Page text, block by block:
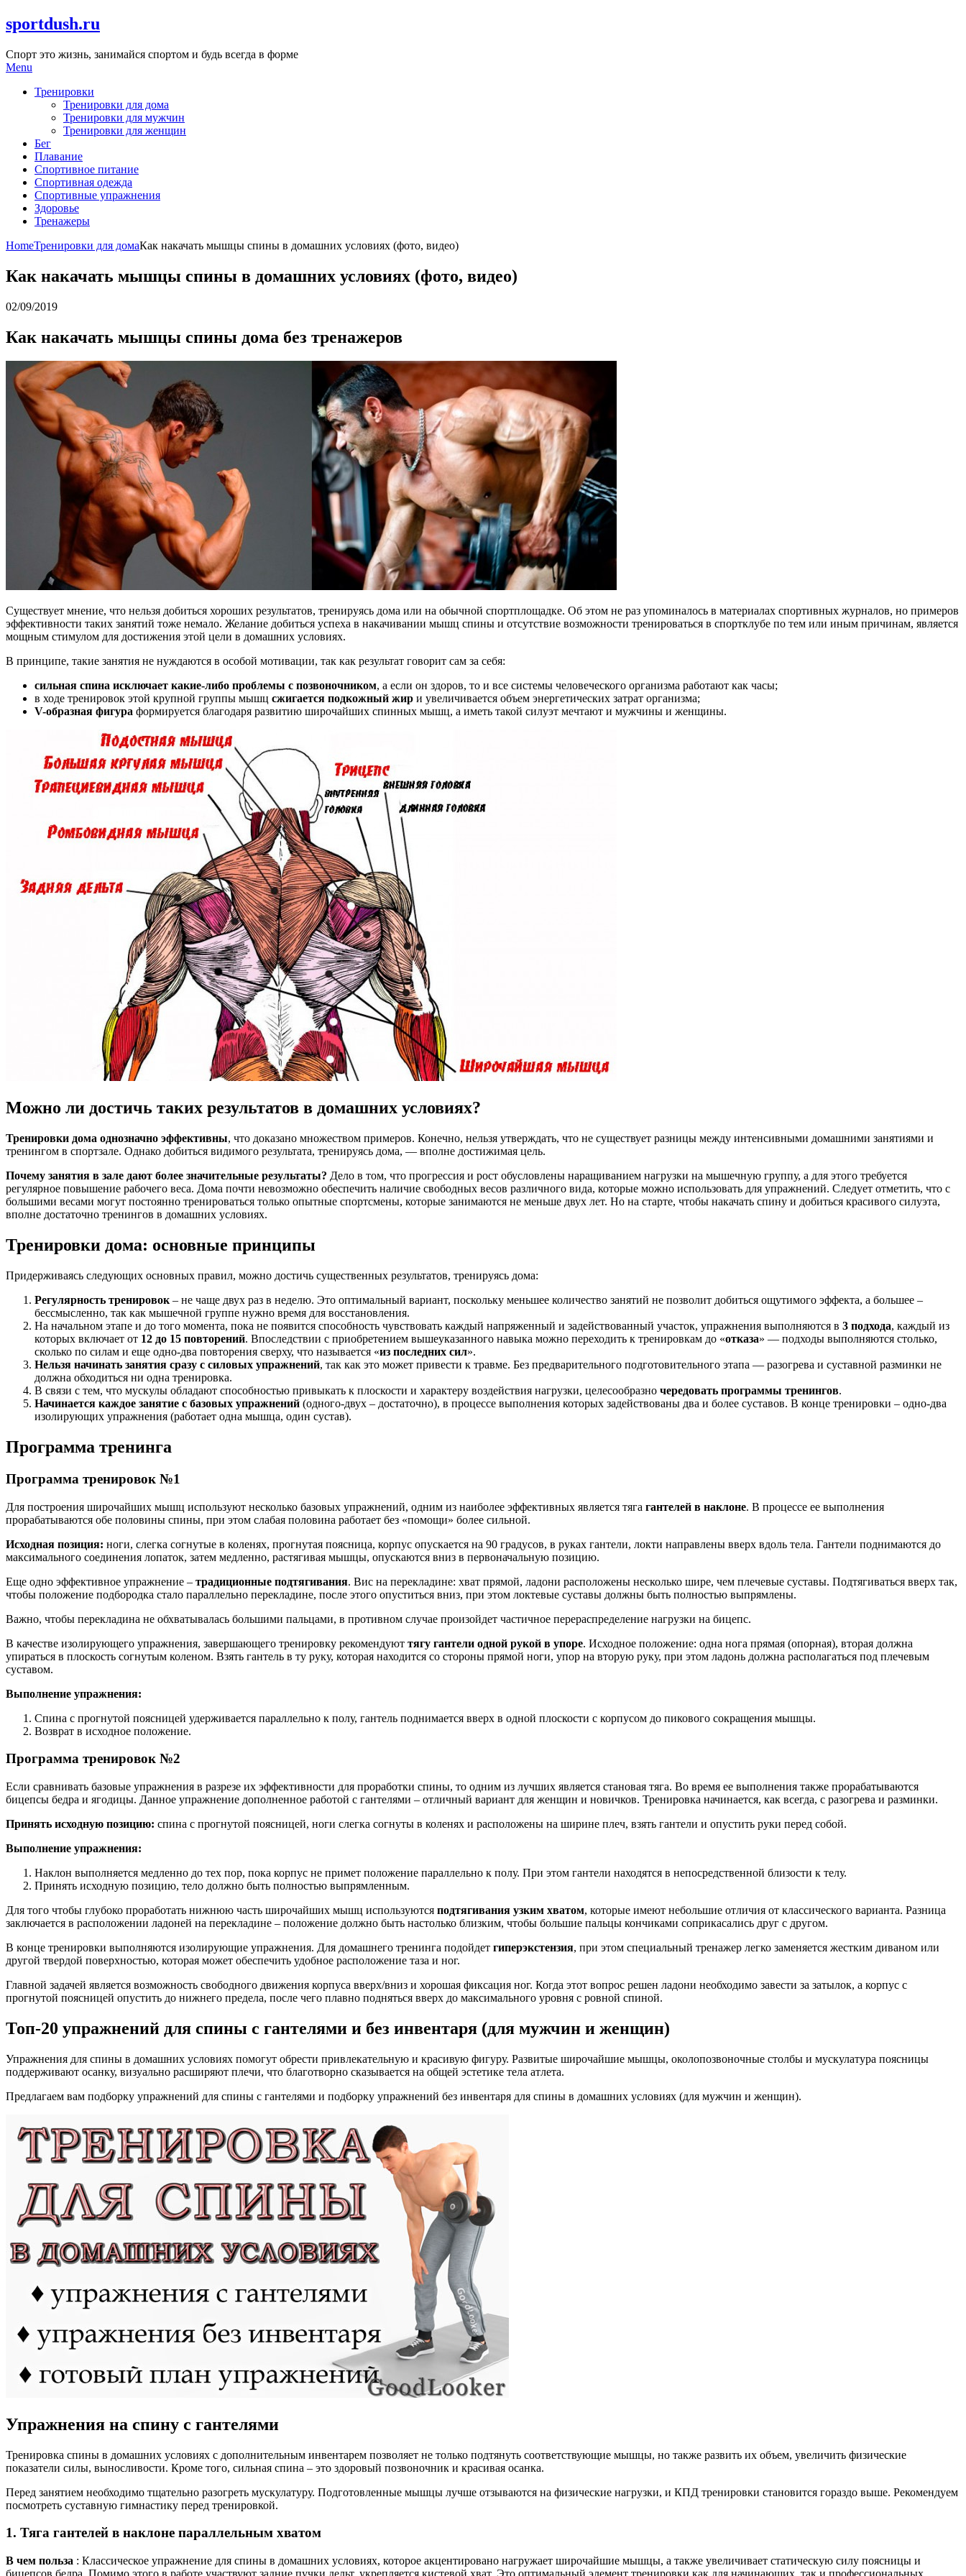
Skip
to
sportdush.ru
Спорт это жизнь, занимайся спортом и будь всегда в форме
Menu
Тренировки
Тренировки для дома
Тренировки для мужчин
Тренировки для женщин
Бег
Плавание
Спортивное питание
Спортивная одежда
Спортивные упражнения
Здоровье
Тренажеры
HomeТренировки для домаКак накачать мышцы спины в домашних условиях (фото, видео)
Как накачать мышцы спины в домашних условиях (фото, видео)
02/09/2019
Как накачать мышцы спины дома без тренажеров
Существует мнение, что нельзя добиться хороших результатов, тренируясь дома или на обычной спортплощадке. Об этом не раз упоминалось в материалах спортивных журналов, но примеров
эффективности таких занятий тоже немало. Желание добиться успеха в накачивании мышц спины и отсутствие возможности тренироваться в спортклубе по тем или иным причинам, является
мощным стимулом для достижения этой цели в домашних условиях.
В принципе, такие занятия не нуждаются в особой мотивации, так как результат говорит сам за себя:
сильная спина исключает какие-либо проблемы с позвоночником, а если он здоров, то и все системы человеческого организма работают как часы;
в ходе тренировок этой крупной группы мышц сжигается подкожный жир и увеличивается объем энергетических затрат организма;
V-образная фигура формируется благодаря развитию широчайших спинных мышц, а иметь такой силуэт мечтают и мужчины и женщины.
Можно ли достичь таких результатов в домашних условиях?
Тренировки дома однозначно эффективны, что доказано множеством примеров. Конечно, нельзя утверждать, что не существует разницы между интенсивными домашними занятиями и
тренингом в спортзале. Однако добиться видимого результата, тренируясь дома, — вполне достижимая цель.
Почему занятия в зале дают более значительные результаты? Дело в том, что прогрессия и рост обусловлены наращиванием нагрузки на мышечную группу, а для этого требуется
регулярное повышение рабочего веса. Дома почти невозможно обеспечить наличие свободных весов различного вида, которые можно использовать для упражнений. Следует отметить, что с
большими весами могут постоянно тренироваться только опытные спортсмены, которые занимаются не меньше двух лет. Но на старте, чтобы накачать спину и добиться красивого силуэта,
вполне достаточно тренингов в домашних условиях.
Тренировки дома: основные принципы
Придерживаясь следующих основных правил, можно достичь существенных результатов, тренируясь дома:
Регулярность тренировок – не чаще двух раз в неделю. Это оптимальный вариант, поскольку меньшее количество занятий не позволит добиться ощутимого эффекта, а большее –
бессмысленно, так как мышечной группе нужно время для восстановления.
На начальном этапе и до того момента, пока не появится способность чувствовать каждый напряженный и задействованный участок, упражнения выполняются в 3 подхода, каждый из
которых включает от 12 до 15 повторений. Впоследствии с приобретением вышеуказанного навыка можно переходить к тренировкам до «отказа» — подходы выполняются столько,
сколько по силам и еще одно-два повторения сверху, что называется «из последних сил».
Нельзя начинать занятия сразу с силовых упражнений, так как это может привести к травме. Без предварительного подготовительного этапа — разогрева и суставной разминки не
должна обходиться ни одна тренировка.
В связи с тем, что мускулы обладают способностью привыкать к плоскости и характеру воздействия нагрузки, целесообразно чередовать программы тренингов.
Начинается каждое занятие с базовых упражнений (одного-двух – достаточно), в процессе выполнения которых задействованы два и более суставов. В конце тренировки – одно-два
изолирующих упражнения (работает одна мышца, один сустав).
Программа тренинга
Программа тренировок №1
Для построения широчайших мышц используют несколько базовых упражнений, одним из наиболее эффективных является тяга гантелей в наклоне. В процессе ее выполнения
прорабатываются обе половины спины, при этом слабая половина работает без «помощи» более сильной.
Исходная позиция: ноги, слегка согнутые в коленях, прогнутая поясница, корпус опускается на 90 градусов, в руках гантели, локти направлены вверх вдоль тела. Гантели поднимаются до
максимального соединения лопаток, затем медленно, растягивая мышцы, опускаются вниз в первоначальную позицию.
Еще одно эффективное упражнение – традиционные подтягивания. Вис на перекладине: хват прямой, ладони расположены несколько шире, чем плечевые суставы. Подтягиваться вверх так,
чтобы положение подбородка стало параллельно перекладине, после этого опуститься вниз, при этом локтевые суставы должны быть полностью выпрямлены.
Важно, чтобы перекладина не обхватывалась большими пальцами, в противном случае произойдет частичное перераспределение нагрузки на бицепс.
В качестве изолирующего упражнения, завершающего тренировку рекомендуют тягу гантели одной рукой в упоре. Исходное положение: одна нога прямая (опорная), вторая должна
упираться в плоскость согнутым коленом. Взять гантель в ту руку, которая находится со стороны прямой ноги, упор на вторую руку, при этом ладонь должна располагаться под плечевым
суставом.
Выполнение упражнения:
Спина с прогнутой поясницей удерживается параллельно к полу, гантель поднимается вверх в одной плоскости с корпусом до пикового сокращения мышцы.
Возврат в исходное положение.
Программа тренировок №2
Если сравнивать базовые упражнения в разрезе их эффективности для проработки спины, то одним из лучших является становая тяга. Во время ее выполнения также прорабатываются
бицепсы бедра и ягодицы. Данное упражнение дополненное работой с гантелями – отличный вариант для женщин и новичков. Тренировка начинается, как всегда, с разогрева и разминки.
Принять исходную позицию: спина с прогнутой поясницей, ноги слегка согнуты в коленях и расположены на ширине плеч, взять гантели и опустить руки перед собой.
Выполнение упражнения:
Наклон выполняется медленно до тех пор, пока корпус не примет положение параллельно к полу. При этом гантели находятся в непосредственной близости к телу.
Принять исходную позицию, тело должно быть полностью выпрямленным.
Для того чтобы глубоко проработать нижнюю часть широчайших мышц используются подтягивания узким хватом, которые имеют небольшие отличия от классического варианта. Разница
заключается в расположении ладоней на перекладине – положение должно быть настолько близким, чтобы большие пальцы кончиками соприкасались друг с другом.
В конце тренировки выполняются изолирующие упражнения. Для домашнего тренинга подойдет гиперэкстензия, при этом специальный тренажер легко заменяется жестким диваном или
другой твердой поверхностью, которая может обеспечить удобное расположение таза и ног.
Главной задачей является возможность свободного движения корпуса вверх/вниз и хорошая фиксация ног. Когда этот вопрос решен ладони необходимо завести за затылок, а корпус с
прогнутой поясницей опустить до нижнего предела, после чего плавно подняться вверх до максимального уровня с ровной спиной.
Топ-20 упражнений для спины с гантелями и без инвентаря (для мужчин и женщин)
Упражнения для спины в домашних условиях помогут обрести привлекательную и красивую фигуру. Развитые широчайшие мышцы, околопозвоночные столбы и мускулатура поясницы
поддерживают осанку, визуально расширяют плечи, что благотворно сказывается на общей эстетике тела атлета.
Предлагаем вам подборку упражнений для спины с гантелями и подборку упражнений без инвентаря для спины в домашних условиях (для мужчин и женщин).
Упражнения на спину с гантелями
Тренировка спины в домашних условиях с дополнительным инвентарем позволяет не только подтянуть соответствующие мышцы, но также развить их объем, увеличить физические
показатели силы, выносливости. Кроме того, сильная спина – это здоровый позвоночник и красивая осанка.
Перед занятием необходимо тщательно разогреть мускулатуру. Подготовленные мышцы лучше отзываются на физические нагрузки, и КПД тренировки становится гораздо выше. Рекомендуем
посмотреть суставную гимнастику перед тренировкой.
1. Тяга гантелей в наклоне параллельным хватом
В чем польза : Классическое упражнение для спины в домашних условиях, которое акцентировано нагружает широчайшие мышцы, а также увеличивает статическую силу поясницы и
бицепсов бедра. Помимо этого в работе участвуют задние пучки дельт, укрепляется кистевой хват. Это оптимальный элемент тренировки как для начинающих, так и профессиональных